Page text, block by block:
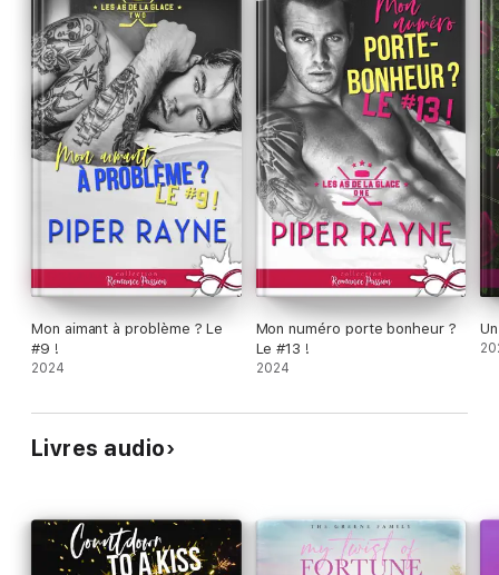
Mon aimant à problème ? Le
#9 !
2024
Mon numéro porte bonheur ?
Le #13 !
2024
Livres audio